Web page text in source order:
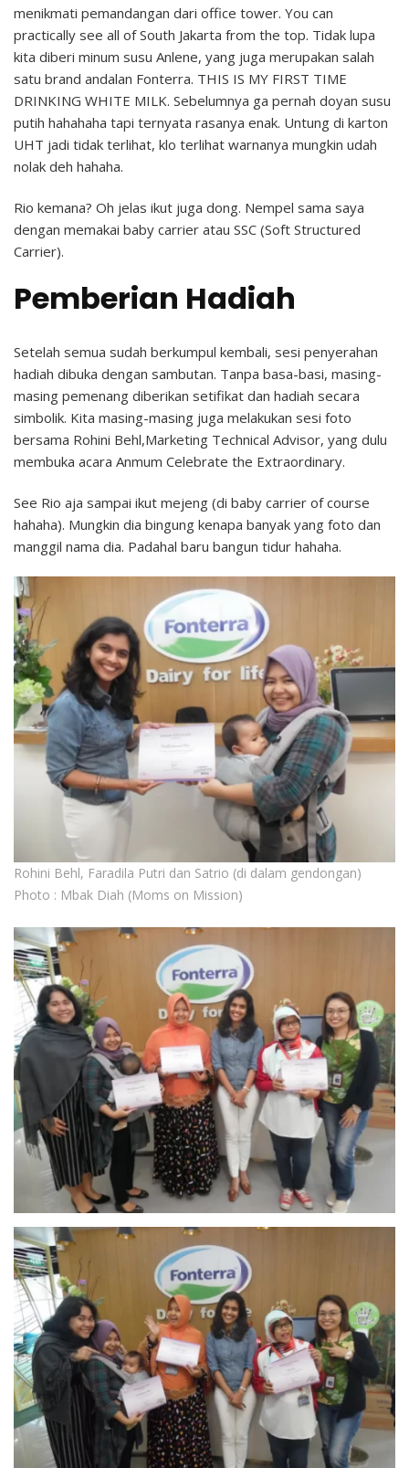
menikmati pemandangan dari office tower. You can
practically see all of South Jakarta from the top. Tidak lupa
kita diberi minum susu Anlene, yang juga merupakan salah
satu brand andalan Fonterra. THIS IS MY FIRST TIME
DRINKING WHITE MILK. Sebelumnya ga pernah doyan susu
putih hahahaha tapi ternyata rasanya enak. Untung di karton
UHT jadi tidak terlihat, klo terlihat warnanya mungkin udah
nolak deh hahaha.
Rio kemana? Oh jelas ikut juga dong. Nempel sama saya
dengan memakai baby carrier atau SSC (Soft Structured
Carrier).
Pemberian Hadiah
Setelah semua sudah berkumpul kembali, sesi penyerahan
hadiah dibuka dengan sambutan. Tanpa basa-basi, masing-
masing pemenang diberikan setifikat dan hadiah secara
simbolik. Kita masing-masing juga melakukan sesi foto
bersama Rohini Behl,Marketing Technical Advisor, yang dulu
membuka acara Anmum Celebrate the Extraordinary.
See Rio aja sampai ikut mejeng (di baby carrier of course
hahaha). Mungkin dia bingung kenapa banyak yang foto dan
manggil nama dia. Padahal baru bangun tidur hahaha.
Rohini Behl, Faradila Putri dan Satrio (di dalam gendongan)
Photo : Mbak Diah (Moms on Mission)